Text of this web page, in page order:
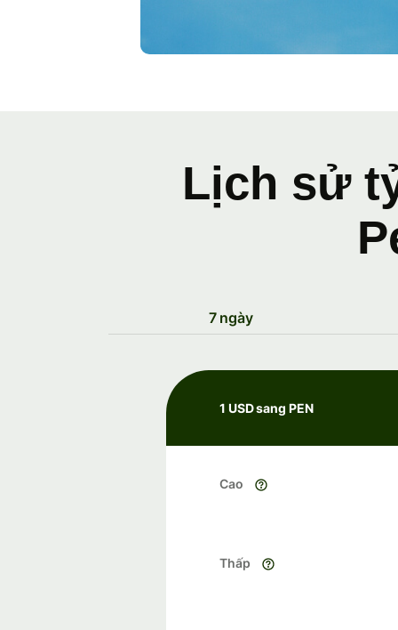
Lịch sử
7 ngày
1 USD sang PEN
Cao
Thấp